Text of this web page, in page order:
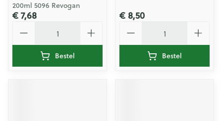
200ml 5096 Revogan
€ 7,68
Bestel
€ 8,50
Bestel